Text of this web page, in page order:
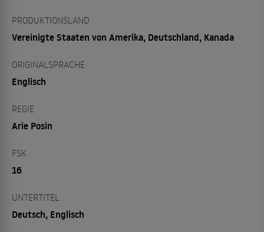
PRODUKTIONSLAND
Vereinigte Staaten von Amerika, Deutschland, Kanada
ORIGINALSPRACHE
Englisch
REGIE
Arie Posin
FSK
16
UNTERTITEL
Deutsch, Englisch